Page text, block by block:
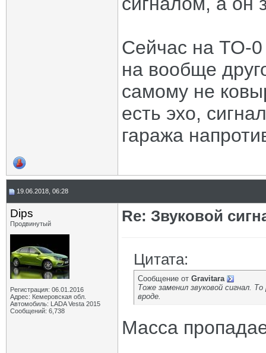
Сейчас на ТО-0
на вообще
самому не
есть эхо,
гаража
19.06.2018, 06:28
Dips
Продвинутый
Регистрация: 06.01.2016
Адрес: Кемеровская обл.
Автомобиль: LADA Vesta 2015
Сообщений: 6,738
Re: Звуковой
Цитата:
Сообщение от Gravitara
Тоже заменил звуковой сигнал.
вроде.
Масса